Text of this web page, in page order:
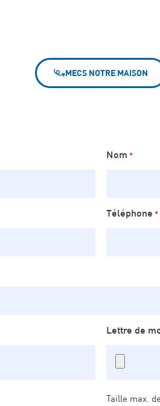
MECS NOTRE MAISON
Nom *
Téléphone *
Lettre de
Taille max.